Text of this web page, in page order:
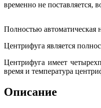
временно не поставляется,
Полностью автоматическая
Центрифуга является
Центрифуга имеет
время и температура
Описание